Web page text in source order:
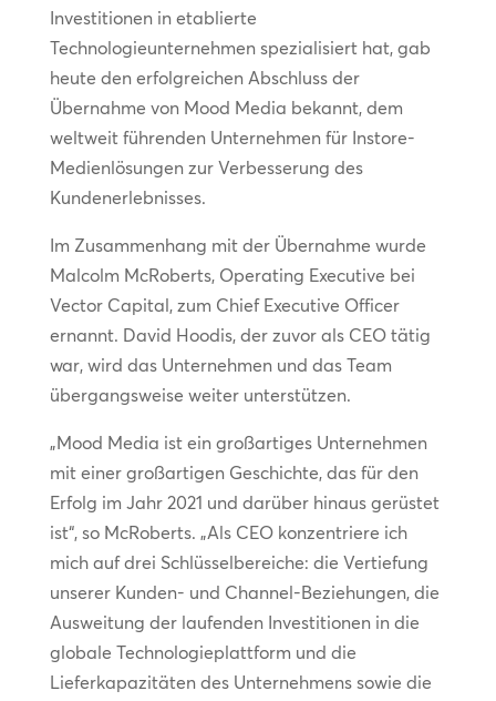
Investitionen in etablierte
Technologieunternehmen spezialisiert hat, gab
heute den erfolgreichen Abschluss der
Übernahme von Mood Media bekannt, dem
weltweit führenden Unternehmen für Instore-
Medienlösungen zur Verbesserung des
Kundenerlebnisses.
Im Zusammenhang mit der Übernahme wurde
Malcolm McRoberts, Operating Executive bei
Vector Capital, zum Chief Executive Officer
ernannt. David Hoodis, der zuvor als CEO tätig
war, wird das Unternehmen und das Team
übergangsweise weiter unterstützen.
„Mood Media ist ein großartiges Unternehmen
mit einer großartigen Geschichte, das für den
Erfolg im Jahr 2021 und darüber hinaus gerüstet
ist“, so McRoberts. „Als CEO konzentriere ich
mich auf drei Schlüsselbereiche: die Vertiefung
unserer Kunden- und Channel-Beziehungen, die
Ausweitung der laufenden Investitionen in die
globale Technologieplattform und die
Lieferkapazitäten des Unternehmens sowie die